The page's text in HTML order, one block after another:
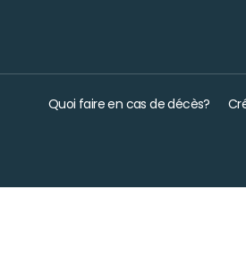
Quoi faire en cas de décès?